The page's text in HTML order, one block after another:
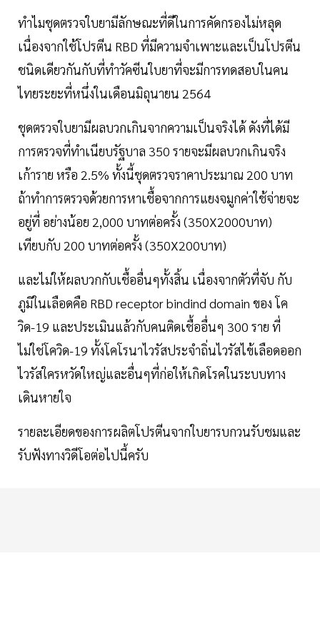
ทำไมชุดตรวจใบยามีลักษณะที่ดีในการคัดกรองไม่หลุด
เนื่องจากใช้โปรตีน RBD ที่มีความจำเพาะและเป็นโปรตีน
ชนิดเดียวกันกับที่ทำวัคซีนใบยาที่จะมีการทดสอบในคน
ไทยระยะที่หนึ่งในเดือนมิถุนายน 2564
ชุดตรวจใบยามีผลบวกเกินจากความเป็นจริงได้ ดังที่ได้มี
การตรวจที่ทำเนียบรัฐบาล 350 รายจะมีผลบวกเกินจริง
เก้าราย หรือ 2.5% ทั้งนี้ชุดตรวจราคาประมาณ 200 บาท
ถ้าทำการตรวจด้วยการหาเชื้อจากการแยงจมูกค่าใช้จ่ายจะ
อยู่ที่ อย่างน้อย 2,000 บาทต่อครั้ง (350X2000บาท)
เทียบกับ 200 บาทต่อครั้ง (350X200บาท)
และไม่ให้ผลบวกกับเชื้ออื่นๆทั้งสิ้น เนื่องจากตัวที่จับ กับ
ภูมิในเลือดคือ RBD receptor bindind domain ของ โค
วิด-19 และประเมินแล้วกับคนติดเชื้ออื่นๆ 300 ราย ที่
ไม่ใช่โควิด-19 ทั้งโคโรนาไวรัสประจำถิ่นไวรัสไข้เลือดออก
ไวรัสใครหวัดใหญ่และอื่นๆที่ก่อให้เกิดโรคในระบบทาง
เดินหายใจ
รายละเอียดของการผลิตโปรตีนจากใบยารบกวนรับชมและ
รับฟังทางวิดีโอต่อไปนี้ครับ